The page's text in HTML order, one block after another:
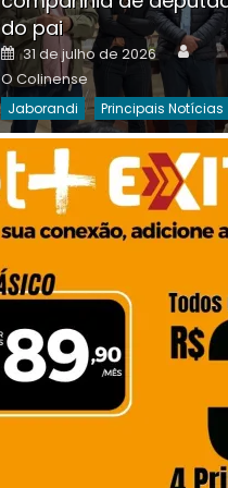
on
30 de julho de 2026 O
Destaques Da Semana
do pai
Posted
on
31 de julho de 2026
O Colinense
Jaborandi Principais Notícias